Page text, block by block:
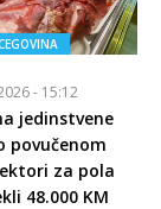
- 15:12
jedinstvene
povučenom
za pola
48.000 KM